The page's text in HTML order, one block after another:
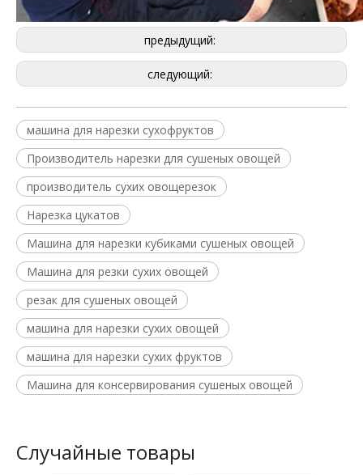
предыдущий:
следующий:
машина для нарезки сухофруктов
Производитель нарезки для сушеных овощей
производитель сухих овощерезок
Нарезка цукатов
Машина для нарезки кубиками сушеных овощей
Машина для резки сухих овощей
резак для сушеных овощей
машина для нарезки сухих овощей
машина для нарезки сухих фруктов
Машина для консервирования сушеных овощей
Случайные товары